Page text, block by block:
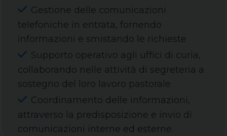
Gestione delle comunicazioni
telefoniche in entrata, fornendo
informazioni e smistando le richieste
Supporto operativo agli uffici di curia,
collaborando nelle attività di segreteria a
sostegno del loro lavoro pastorale
Coordinamento delle informazioni,
attraverso la predisposizione e invio di
comunicazioni interne ed esterne.